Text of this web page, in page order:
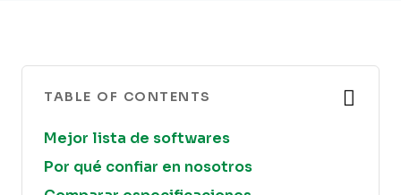
TABLE OF CONTENTS
Mejor lista de softwares
Por qué confiar en nosotros